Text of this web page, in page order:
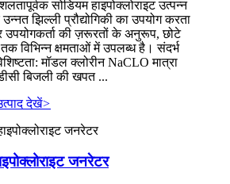
सोडियम हाइपोक्लोराइट उत्पन्न
झिल्ली प्रौद्योगिकी का उपयोग करता
उपयोगकर्ता की ज़रूरतों के अनुरूप, छोटे
विभिन्न क्षमताओं में उपलब्ध है। संदर्भ
मॉडल क्लोरीन NaCLO मात्रा
बिजली की खपत ...
देखें>
जनरेटर